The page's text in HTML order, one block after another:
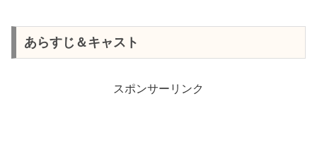
あらすじ＆キャスト
スポンサーリンク